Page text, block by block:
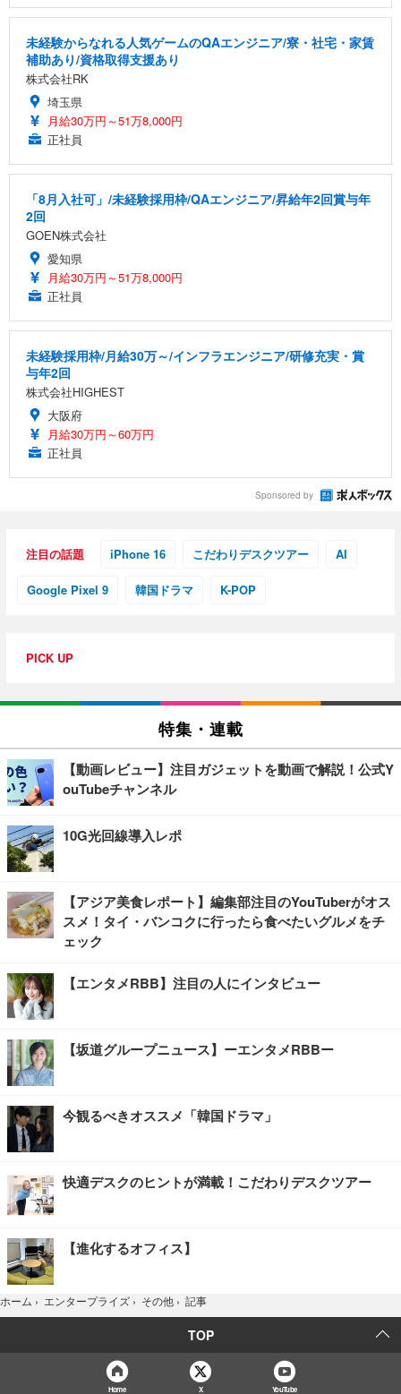
未経験からなれる人気ゲームのQAエンジニア/寮・社宅・家賃
補助あり/資格取得支援あり
株式会社RK
埼玉県
月給30万円～51万8,000円
正社員
「8月入社可」/未経験採用枠/QAエンジニア/昇給年2回賞与年
2回
GOEN株式会社
愛知県
月給30万円～51万8,000円
正社員
未経験採用枠/月給30万～/インフラエンジニア/研修充実・賞
与年2回
株式会社HIGHEST
大阪府
月給30万円～60万円
正社員
Sponsored by
注目の話題 iPhone 16 こだわりデスクツアー AI
Google Pixel 9 韓国ドラマ K-POP
PICK UP
特集・連載
【動画レビュー】注目ガジェットを動画で解説！公式Y
ouTubeチャンネル
10G光回線導入レポ
【アジア美食レポート】編集部注目のYouTuberがオス
スメ！タイ・バンコクに行ったら食べたいグルメをチ
ェック
【エンタメRBB】注目の人にインタビュー
【坂道グループニュース】ーエンタメRBBー
今観るべきオススメ「韓国ドラマ」
快適デスクのヒントが満載！こだわりデスクツアー
【進化するオフィス】
ホーム › エンタープライズ › その他 › 記事
TOP
Home X YouTube